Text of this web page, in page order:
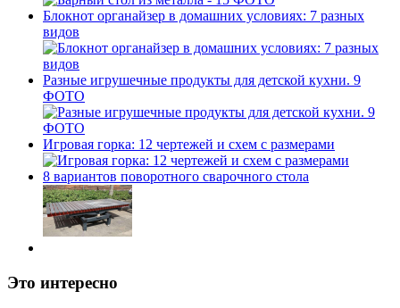
Блокнот органайзер в домашних условиях: 7 разных
видов
Разные игрушечные продукты для детской кухни. 9
ФОТО
Игровая горка: 12 чертежей и схем с размерами
8 вариантов поворотного сварочного стола
Это интересно